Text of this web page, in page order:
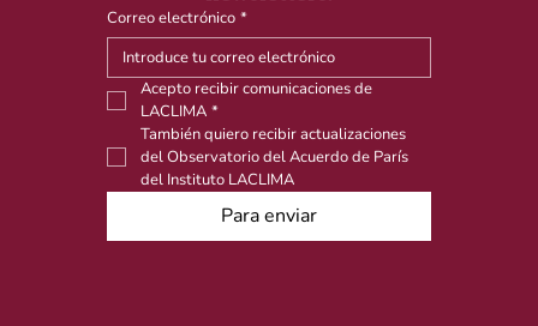
Correo electrónico *
Acepto recibir comunicaciones de
LACLIMA *
También quiero recibir actualizaciones
del Observatorio del Acuerdo de París
del Instituto LACLIMA
Para enviar